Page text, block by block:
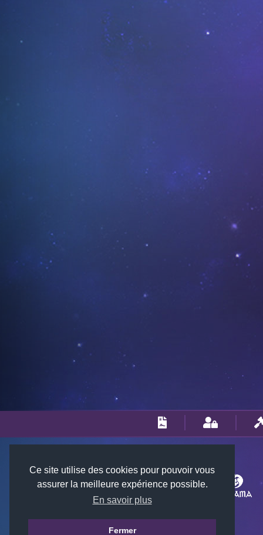
Ce site utilise des cookies pour pouvoir vous
assurer la meilleure expérience possible.
En savoir plus
Fermer